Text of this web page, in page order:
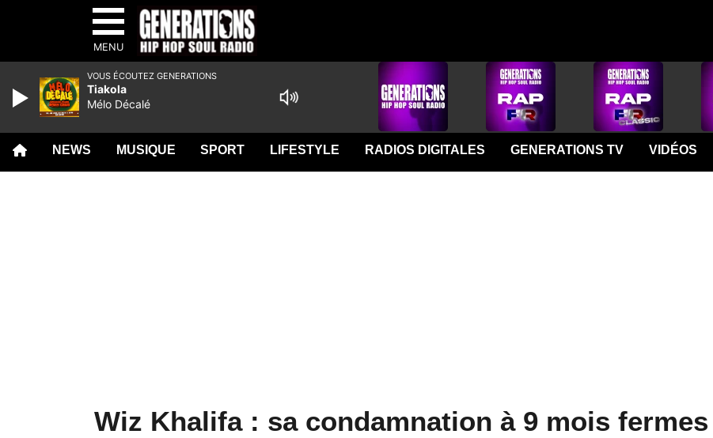
MENU
NEWS MUSIQUE SPORT LIFESTYLE RADIOS DIGITALES GENERATIONS TV VIDÉOS
Wiz Khalifa : sa condamnation à 9 mois fermes
VOUS ÉCOUTEZ GENERATIONS
Tiakola
Mélo Décalé